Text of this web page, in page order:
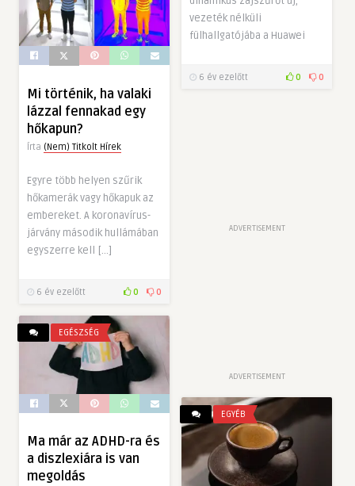
vezeték nélküli
fülhallgatójába a Huawei
6 év ezelőtt 0 0
Mi történik, ha valaki
lázzal fennakad egy
hőkapun?
Írta (Nem) Titkolt Hírek
Egyre több helyen szűrik
hőkamerák vagy hőkapuk az
embereket. A koronavírus-
járvány második hullámában
egyszerre kell […]
6 év ezelőtt 0 0
ADVERTISEMENT
ADVERTISEMENT
EGÉSZSÉG
Ma már az ADHD-ra és
a diszlexiára is van
megoldás
EGYÉB